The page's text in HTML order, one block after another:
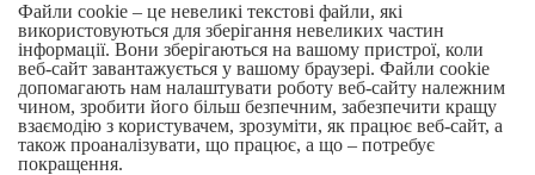
Файли cookie – це невеликі текстові файли, які
використовуються для зберігання невеликих частин
інформації. Вони зберігаються на вашому пристрої, коли
веб-сайт завантажується у вашому браузері. Файли cookie
допомагають нам налаштувати роботу веб-сайту належним
чином, зробити його більш безпечним, забезпечити кращу
взаємодію з користувачем, зрозуміти, як працює веб-сайт, а
також проаналізувати, що працює, а що – потребує
покращення.